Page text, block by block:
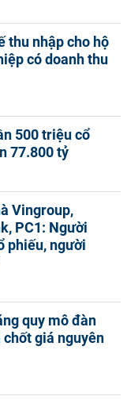
thu nhập cho hộ
có doanh thu
500 triệu cổ
77.800 tỷ
Vingroup,
PC1: Người
phiếu, người
quy mô đàn
chốt giá nguyên